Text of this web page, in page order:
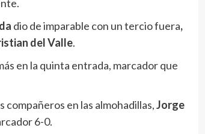
dio de imparable con un tercio fuera,
del Valle.
en la quinta entrada, marcador que
en las almohadillas,Jorge
6-0.